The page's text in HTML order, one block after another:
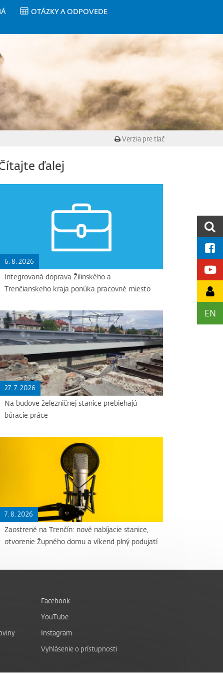
OTÁZKY A ODPOVEDE
EN
Verzia pre tlač
ďalej
6. 8. 2026
Integrovaná doprava Žilinského a
Trenčianskeho kraja ponúka pracovné miesto
27. 7. 2026
Na budove železničnej stanice prebiehajú
búracie práce
7. 8. 2026
Zaostrené na Trenčín: nové nabíjacie stanice,
otvorenie Župného domu a víkend plný podujatí
Facebook
YouTube
Instagram
Vyhlásenie o prístupnosti